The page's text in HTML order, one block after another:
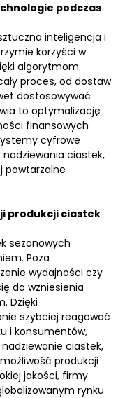
podczas
inteligencja i
korzyści w
algorytmom
proces, od dostaw
dostosowywać
to optymalizację
finansowych
cyfrowe
ciastek,
powtarzalne
produkcji ciastek
sezonowych
Poza
wydajności czy
do wzniesienia
Dzięki
szybciej reagować
i konsumentów,
ciastek,
produkcji
jakości, firmy
rynku